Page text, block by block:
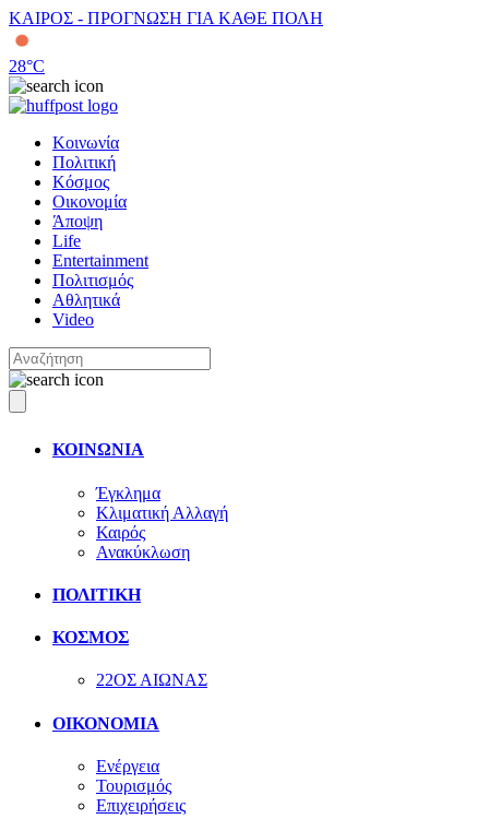
ΚΑΙΡΟΣ - ΠΡΟΓΝΩΣΗ ΓΙΑ ΚΑΘΕ ΠΟΛΗ
28°C
Κοινωνία
Πολιτική
Κόσμος
Οικονομία
Άποψη
Life
Entertainment
Πολιτισμός
Αθλητικά
Video
ΚΟΙΝΩΝΙΑ
Έγκλημα
Κλιματική Αλλαγή
Καιρός
Ανακύκλωση
ΠΟΛΙΤΙΚΗ
ΚΟΣΜΟΣ
22ΟΣ ΑΙΩΝΑΣ
ΟΙΚΟΝΟΜΙΑ
Ενέργεια
Τουρισμός
Επιχειρήσεις